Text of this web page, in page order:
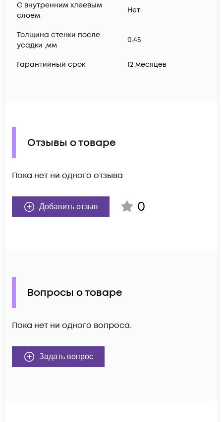
С внутренним клеевым
слоем
Нет
Толщина стенки после
усадки ,мм
0.45
Гарантийный срок 12 месяцев
Отзывы о товаре
Пока нет ни одного отзыва
Добавить отзыв 0
Вопросы о товаре
Пока нет ни одного вопроса.
Задать вопрос